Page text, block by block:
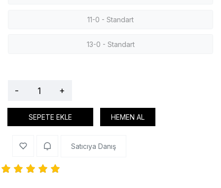
11-0 - Standart
13-0 - Standart
- +
SEPETE EKLE HEMEN AL
Satıcıya Danış